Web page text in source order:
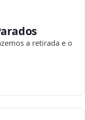
a retirada e o